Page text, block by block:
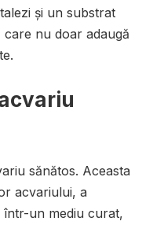
și un substrat
nu doar adaugă
sănătos. Aceasta
acvariului, a
un mediu curat,